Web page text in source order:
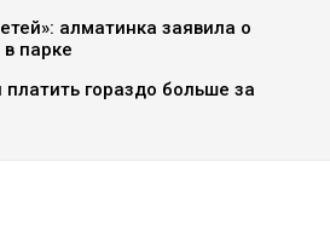
алматинка заявила о
парке
гораздо больше за